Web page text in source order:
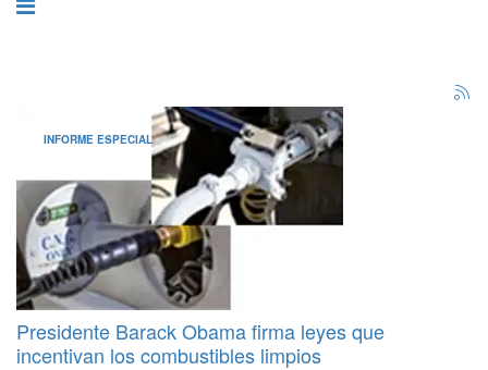
INFORME ESPECIAL
Presidente Barack Obama firma leyes que
incentivan los combustibles limpios